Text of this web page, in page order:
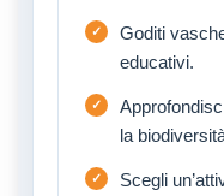
Goditi
educativi.
la
Scegli